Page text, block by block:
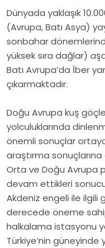
Dünyada yaklaşık
(Avrupa, Batı Asya)
sonbahar
yüksek sıra dağlar)
Batı Avrupa’da İber
çıkarmaktadır.
Doğu Avrupa kuş
yolculuklarında
önemli sonuçlar
araştırma
Orta ve Doğu Avrupa
devam ettikleri
Akdeniz engeli ile ilgili
derecede öneme
halkalama istasyonu
Türkiye’nin